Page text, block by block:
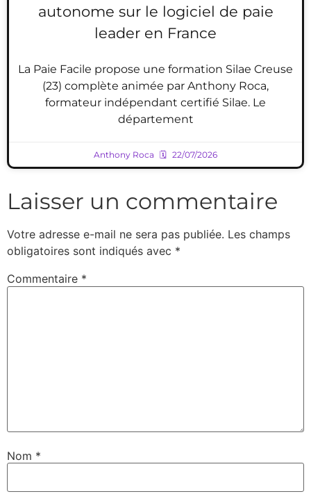
autonome sur le logiciel de paie
leader en France
La Paie Facile propose une formation Silae Creuse
(23) complète animée par Anthony Roca,
formateur indépendant certifié Silae. Le
département
Anthony Roca 22/07/2026
Laisser un commentaire
Votre adresse e-mail ne sera pas publiée. Les champs
obligatoires sont indiqués avec *
Commentaire *
Nom *